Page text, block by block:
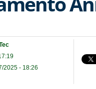
2025 - 18:26